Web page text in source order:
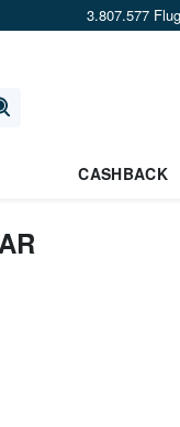
3.807.577
CASHBACK